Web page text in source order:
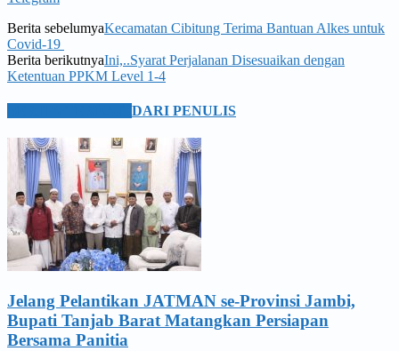
Berita sebelumyaKecamatan Cibitung Terima Bantuan Alkes untuk
Covid-19
Berita berikutnyaIni,..Syarat Perjalanan Disesuaikan dengan
Ketentuan PPKM Level 1-4
DARI PENULIS
Jelang Pelantikan JATMAN se-Provinsi Jambi,
Bupati Tanjab Barat Matangkan Persiapan
Bersama Panitia